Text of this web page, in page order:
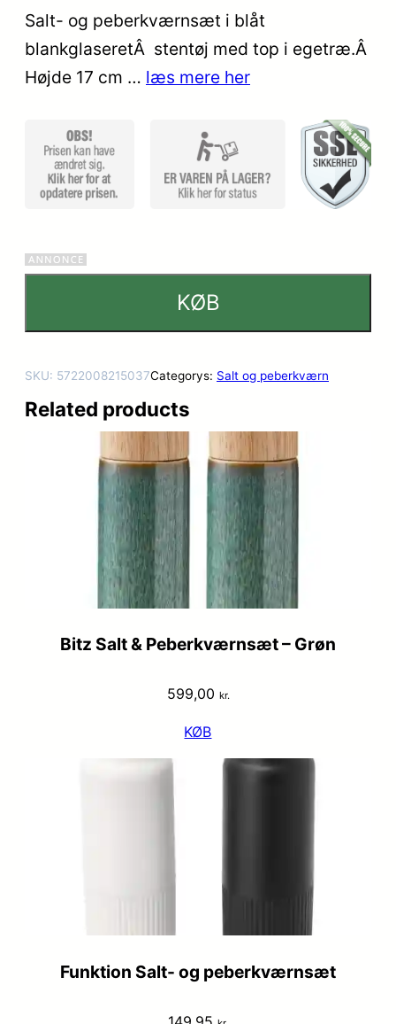
4
ud af 5
baseret
på
Salt- og peberkværnsæt i blåt
blankglaseretÂ stentøj med top i egetræ.Â
Højde 17 cm … læs mere her
KØB
SKU: 5722008215037Categorys: Salt og peberkværn
Related products
Bitz Salt & Peberkværnsæt – Grøn
599,00 kr.
KØB
Funktion Salt- og peberkværnsæt